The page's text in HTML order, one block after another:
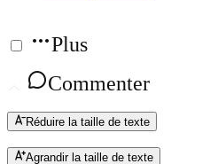
Plus
Commenter
Réduire la taille de texte
Agrandir la taille de texte